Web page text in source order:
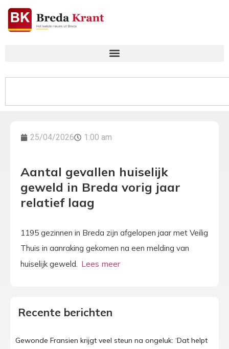
25/04/2026 1:00 am
Aantal gevallen huiselijk
geweld in Breda vorig jaar
relatief laag
1195 gezinnen in Breda zijn afgelopen jaar met Veilig
Thuis in aanraking gekomen na een melding van
huiselijk geweld.
Recente berichten
Gewonde Fransien krijgt veel steun na ongeluk: ‘Dat helpt